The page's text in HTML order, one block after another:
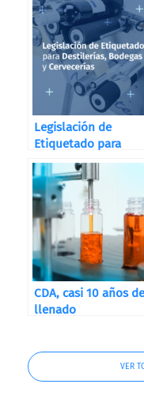
Legislación de
Etiquetado para
Destilerías, Bodegas
y Cervecerías
CDA, casi 10 años de
llenado
VER